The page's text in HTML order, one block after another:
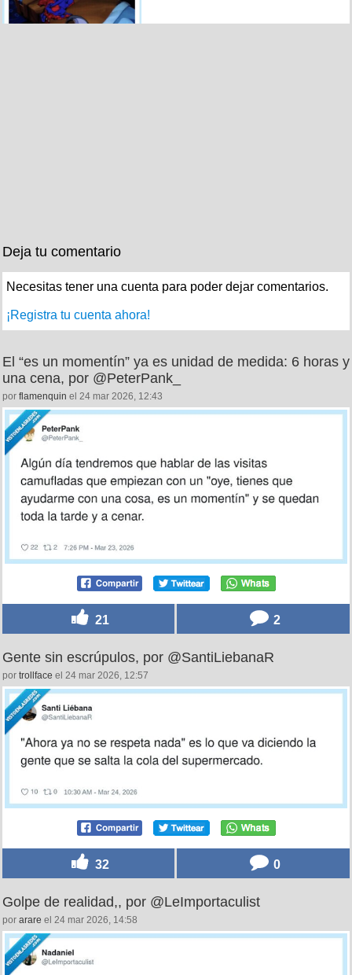
Deja tu comentario
Necesitas tener una cuenta para poder dejar comentarios.
¡Registra tu cuenta ahora!
El “es un momentín” ya es unidad de medida: 6 horas y
una cena, por @PeterPank_
por flamenquin el 24 mar 2026, 12:43
21 2
Gente sin escrúpulos, por @SantiLiebanaR
por trollface el 24 mar 2026, 12:57
32 0
Golpe de realidad,, por @LeImportaculist
por arare el 24 mar 2026, 14:58